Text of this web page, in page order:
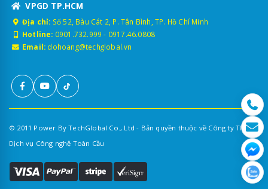
VPGD TP.HCM
Địa chỉ: Số 52, Bàu Cát 2, P. Tân Bình, TP. Hồ Chí Minh
Hotline: 0901.732.999 - 0917.46.0808
Email: dohoang@techglobal.vn
© 2011 Power By TechGlobal Co., Ltd - Bản quyền thuộc về Công ty TNHH
Dịch vụ Công nghệ Toàn Cầu